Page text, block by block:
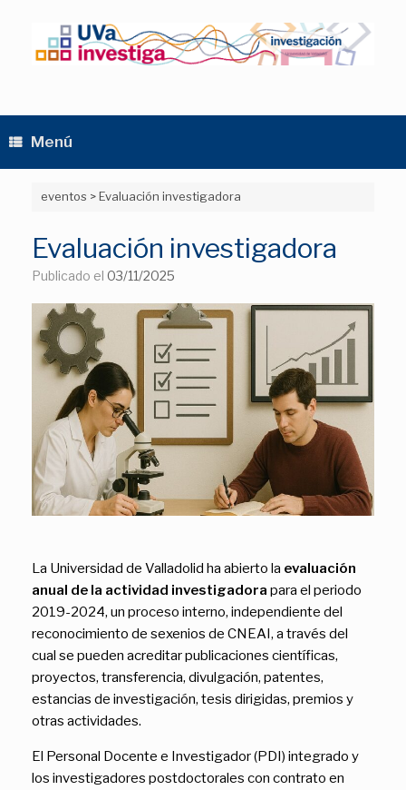
contenido
Menú
eventos >Evaluación investigadora
Evaluación investigadora
Publicado el 03/11/2025
La Universidad de Valladolid ha abierto la evaluación
anual de la actividad investigadora para el periodo
2019-2024, un proceso interno, independiente del
reconocimiento de sexenios de CNEAI, a través del
cual se pueden acreditar publicaciones científicas,
proyectos, transferencia, divulgación, patentes,
estancias de investigación, tesis dirigidas, premios y
otras actividades.
El Personal Docente e Investigador (PDI) integrado y
los investigadores postdoctorales con contrato en